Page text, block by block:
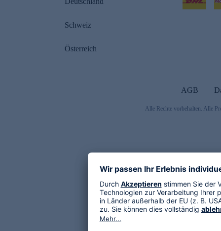
Schweiz
Österreich
AGB
Alle Rechte vorbehalten. Alle